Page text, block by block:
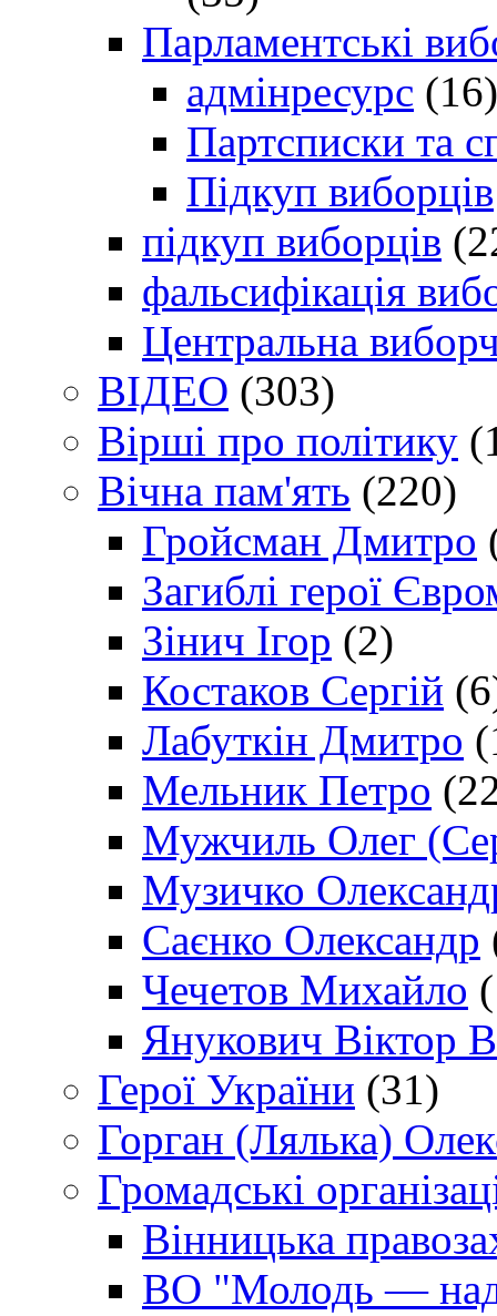
Парламентські
адмінресурс (16)
Партсписки та
Підкуп виборців
підкуп виборців
фальсифікація
Центральна
ВІДЕО (303)
Вірші про політику
Вічна пам'ять (220)
Гройсман Дмитро
Загиблі герої
Зінич Ігор (2)
Костаков Сергій
Лабуткін Дмитро
Мельник Петро
Мужчиль Олег
Музичко
Саєнко Олександр
Чечетов Михайло
Янукович Віктор
Герої України (31)
Горган (Лялька)
Громадські
Вінницька
ВО "Молодь —